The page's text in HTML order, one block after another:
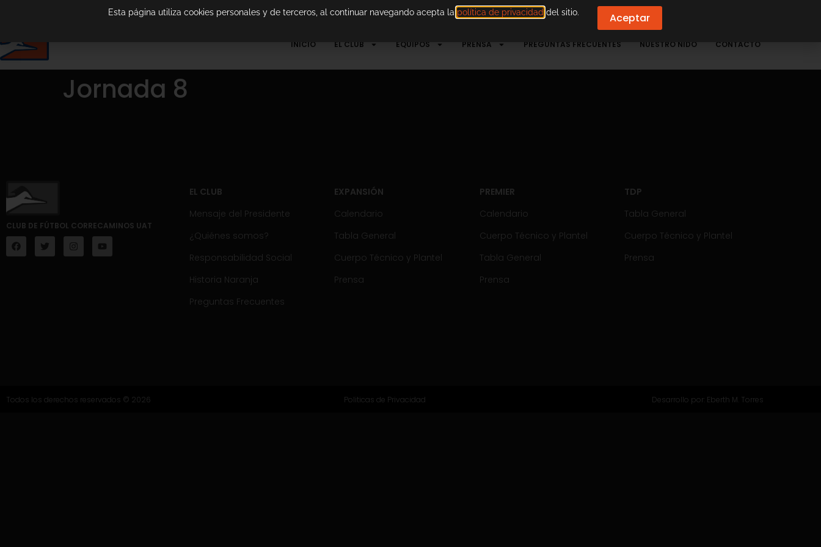
INICIO EL CLUB EQUIPOS PRENSA PREGUNTAS FRECUENTES NUESTRO NIDO CONTACTO
Jornada 8
CLUB DE FÚTBOL CORRECAMINOS UAT
EL CLUB
Mensaje del Presidente
¿Quiénes somos?
Responsabilidad Social
Historia Naranja
Preguntas Frecuentes
EXPANSIÓN
Calendario
Tabla General
Cuerpo Técnico y Plantel
Prensa
PREMIER
Calendario
Cuerpo Técnico y Plantel
Tabla General
Prensa
TDP
Tabla General
Cuerpo Técnico y Plantel
Prensa
Todos los derechos reservados © 2026 Politicas de Privacidad Desarrollo por: Eberth M. Torres
Esta página utiliza cookies personales y de terceros, al continuar navegando acepta la política de privacidad del sitio. Aceptar